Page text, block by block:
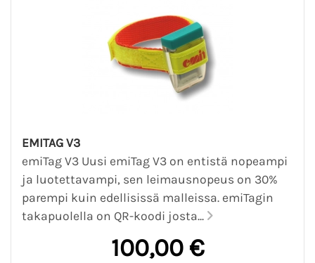
EMITAG V3
emiTag V3 Uusi emiTag V3 on entistä nopeampi
ja luotettavampi, sen leimausnopeus on 30%
parempi kuin edellisissä malleissa. emiTagin
takapuolella on QR-koodi josta...
100,00 €